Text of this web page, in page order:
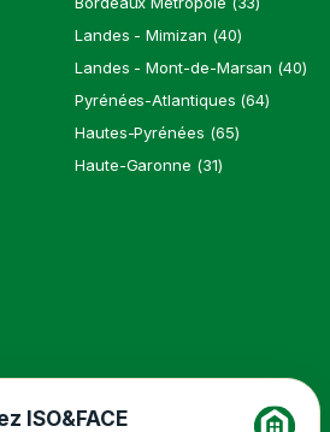
Landes - Mimizan (40)
Landes - Mont-de-Marsan (40)
Pyrénées-Atlantiques (64)
Hautes-Pyrénées (65)
Haute-Garonne (31)
ISO&FACE